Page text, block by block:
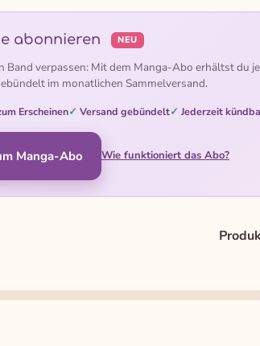
abonnieren NEU
Band verpassen: Mit dem Manga-Abo erhältst du
im monatlichen Sammelversand.
Erscheinen Versand gebündelt Jederzeit
Manga-Abo Wie funktioniert das Abo?